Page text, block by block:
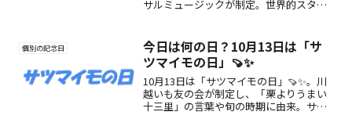
サルミュージックが制定。世界的スター
個別の記念日
今日は何の日？10月13日は「サ
ツマイモの日」🍠✨
10月13日は「サツマイモの日」🍠✨。川
越いも友の会が制定し、「栗よりうまい
十三里」の言葉や旬の時期に由来。サツ